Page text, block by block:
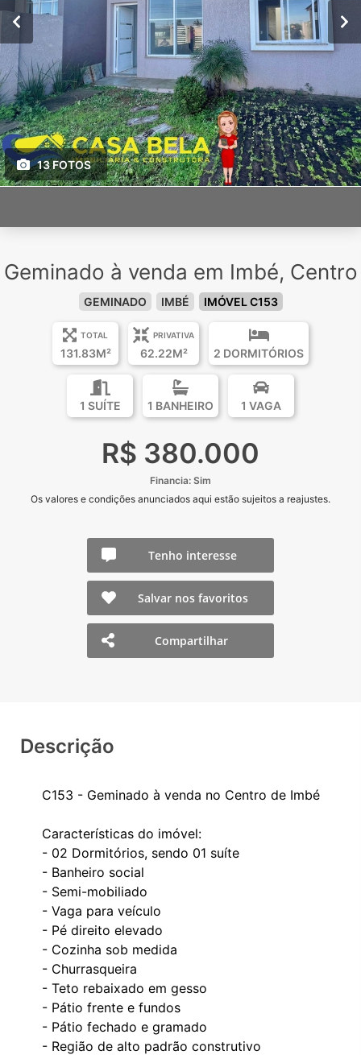
13 FOTOS
Geminado à venda em Imbé, Centro
GEMINADO IMBÉ IMÓVEL C153
TOTAL
131.83M²
PRIVATIVA
62.22M² 2 DORMITÓRIOS
1 SUÍTE 1 BANHEIRO 1 VAGA
R$ 380.000
Financia: Sim
Os valores e condições anunciados aqui estão sujeitos a reajustes.
Tenho interesse
Salvar nos favoritos
Compartilhar
Descrição
C153 - Geminado à venda no Centro de Imbé
Características do imóvel:
- 02 Dormitórios, sendo 01 suíte
- Banheiro social
- Semi-mobiliado
- Vaga para veículo
- Pé direito elevado
- Cozinha sob medida
- Churrasqueira
- Teto rebaixado em gesso
- Pátio frente e fundos
- Pátio fechado e gramado
- Região de alto padrão construtivo